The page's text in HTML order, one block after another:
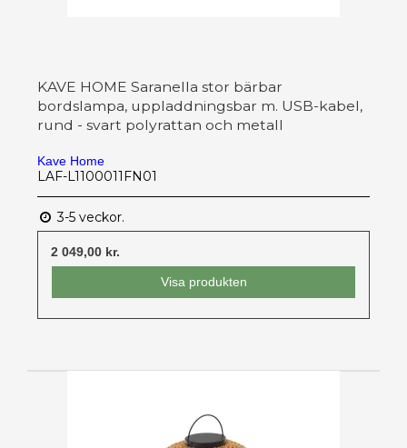
KAVE HOME Saranella stor bärbar
bordslampa, uppladdningsbar m. USB-kabel,
rund - svart polyrattan och metall
Kave Home
LAF-L1100011FN01
3-5 veckor.
2 049,00 kr.
Visa produkten